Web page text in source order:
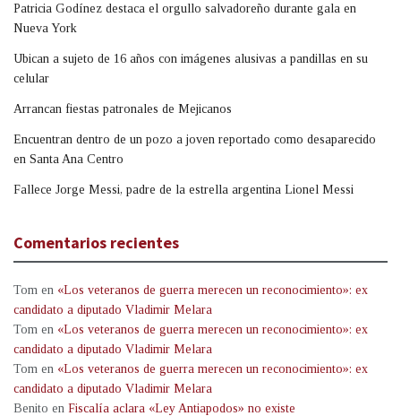
Patricia Godínez destaca el orgullo salvadoreño durante gala en
Nueva York
Ubican a sujeto de 16 años con imágenes alusivas a pandillas en su
celular
Arrancan fiestas patronales de Mejicanos
Encuentran dentro de un pozo a joven reportado como desaparecido
en Santa Ana Centro
Fallece Jorge Messi, padre de la estrella argentina Lionel Messi
Comentarios recientes
Tom en «Los veteranos de guerra merecen un reconocimiento»: ex
candidato a diputado Vladimir Melara
Tom en «Los veteranos de guerra merecen un reconocimiento»: ex
candidato a diputado Vladimir Melara
Tom en «Los veteranos de guerra merecen un reconocimiento»: ex
candidato a diputado Vladimir Melara
Benito en Fiscalía aclara «Ley Antiapodos» no existe